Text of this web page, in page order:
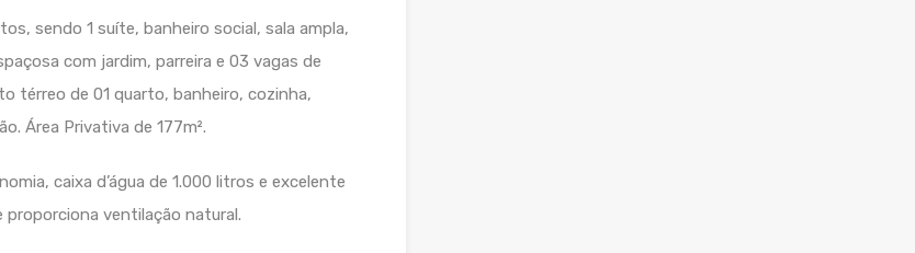
sendo 1 suíte, banheiro social, sala ampla,
com jardim, parreira e 03 vagas de
térreo de 01 quarto, banheiro, cozinha,
Área Privativa de 177m².
caixa d’água de 1.000 litros e excelente
proporciona ventilação natural.